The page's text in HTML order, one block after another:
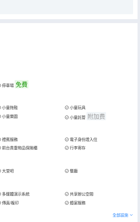
停車場 免費
小童拖鞋
小童玩具
小童樂園 小童託管 附加费
禮賓服務
電子身份證入住
前台貴重物品保險櫃 行李寄存
大堂吧 餐廳
多媒體演示系統
共享辦公空間
傳真/複印 婚宴服務
全部設施